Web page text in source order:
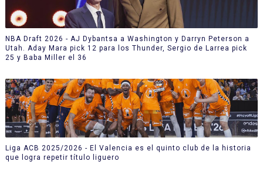
NBA Draft 2026 - AJ Dybantsa a Washington y Darryn Peterson a
Utah. Aday Mara pick 12 para los Thunder, Sergio de Larrea pick
25 y Baba Miller el 36
Liga ACB 2025/2026 - El Valencia es el quinto club de la historia
que logra repetir título liguero